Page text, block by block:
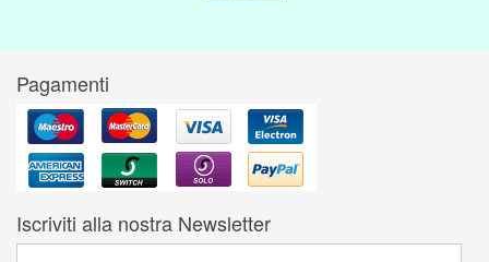
Pagamenti
Iscriviti alla nostra Newsletter